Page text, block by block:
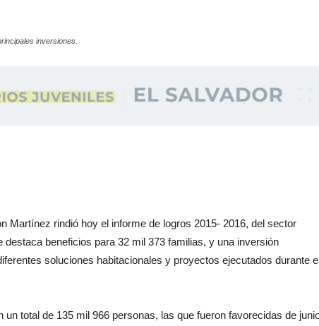
inversiones.
Martínez rindió hoy el informe de logros 2015- 2016, del sector
destaca beneficios para 32 mil 373 familias, y una inversión
soluciones habitacionales y proyectos ejecutados durante
total de 135 mil 966 personas, las que fueron favorecidas de